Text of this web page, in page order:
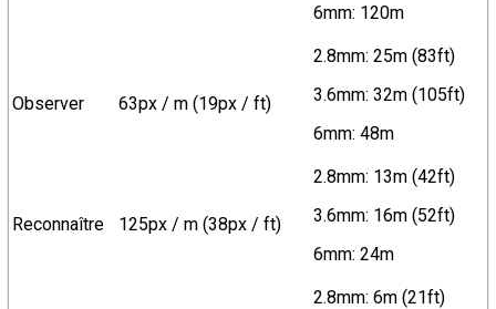
6mm: 120m
Observer 63px / m (19px / ft)
2.8mm: 25m (83ft)
3.6mm: 32m (105ft)
6mm: 48m
Reconnaître 125px / m (38px / ft)
2.8mm: 13m (42ft)
3.6mm: 16m (52ft)
6mm: 24m
2.8mm: 6m (21ft)